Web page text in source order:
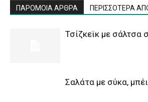
ΠΑΡΟΜΟΙΑ ΑΡΘΡΑ ΠΕΡΙΣΣΟΤΕΡΑ
Τσίζκεϊκ με σάλτσα
Σαλάτα με σύκα,